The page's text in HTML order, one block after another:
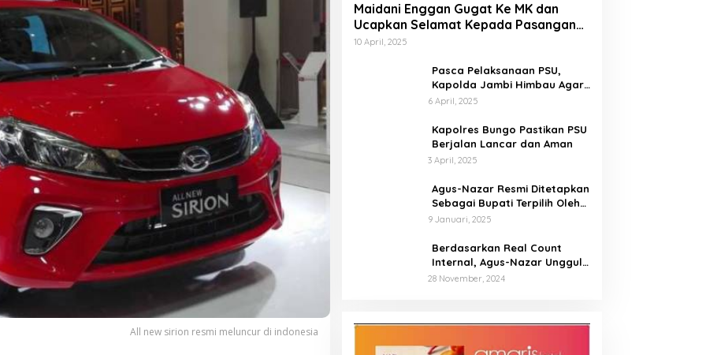
All new sirion resmi meluncur di indonesia
Maidani Enggan Gugat Ke MK dan
Ucapkan Selamat Kepada Pasangan
Dedy-Dayat
10 April, 2025
Pasca Pelaksanaan PSU,
Kapolda Jambi Himbau Agar
Semua Pihak Jaga Situasi
6 April, 2025
Kapolres Bungo Pastikan PSU
Berjalan Lancar dan Aman
3 April, 2025
Agus-Nazar Resmi Ditetapkan
Sebagai Bupati Terpilih Oleh
KPU Kabupaten Tebo
9 Januari, 2025
Berdasarkan Real Count
Internal, Agus-Nazar Unggul
61 Persen dari Aspan-Tono
28 November, 2024